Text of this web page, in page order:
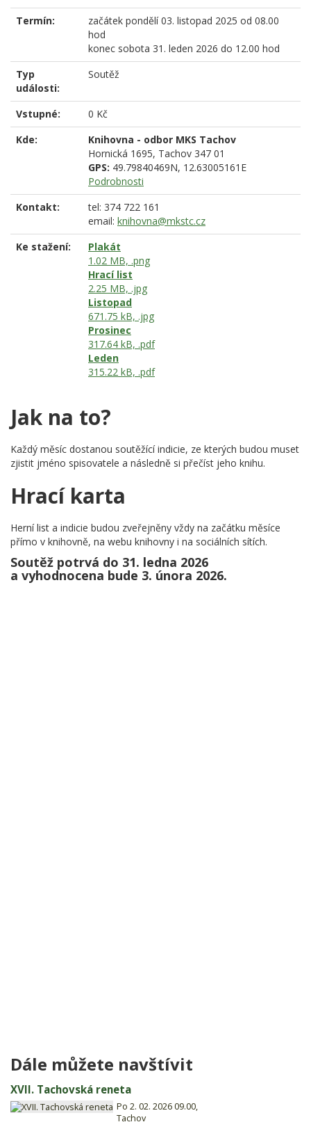
Termín: začátek pondělí 03. listopad 2025 od 08.00
hod
konec sobota 31. leden 2026 do 12.00 hod
Typ
události:
Soutěž
Vstupné:
0 Kč
Kde:
Knihovna - odbor MKS Tachov
Hornická 1695, Tachov 347 01
GPS: 49.79840469N, 12.63005161E
Podrobnosti
Kontakt:
tel: 374 722 161
email: knihovna@mkstc.cz
Ke stažení:
Plakát
1.02 MB, .png
Hrací list
2.25 MB, .jpg
Listopad
671.75 kB, .jpg
Prosinec
317.64 kB, .pdf
Leden
315.22 kB, .pdf
Jak na to?
Každý měsíc dostanou soutěžící indicie, ze kterých budou muset
zjistit jméno spisovatele a následně si přečíst jeho knihu.
Hrací karta
Herní list a indicie budou zveřejněny vždy na začátku měsíce
přímo v knihovně, na webu knihovny i na sociálních sítích.
Soutěž potrvá do 31. ledna 2026
a vyhodnocena bude 3. února 2026.
Dále můžete navštívit
XVII. Tachovská reneta
Po 2. 02. 2026 09.00,
Tachov